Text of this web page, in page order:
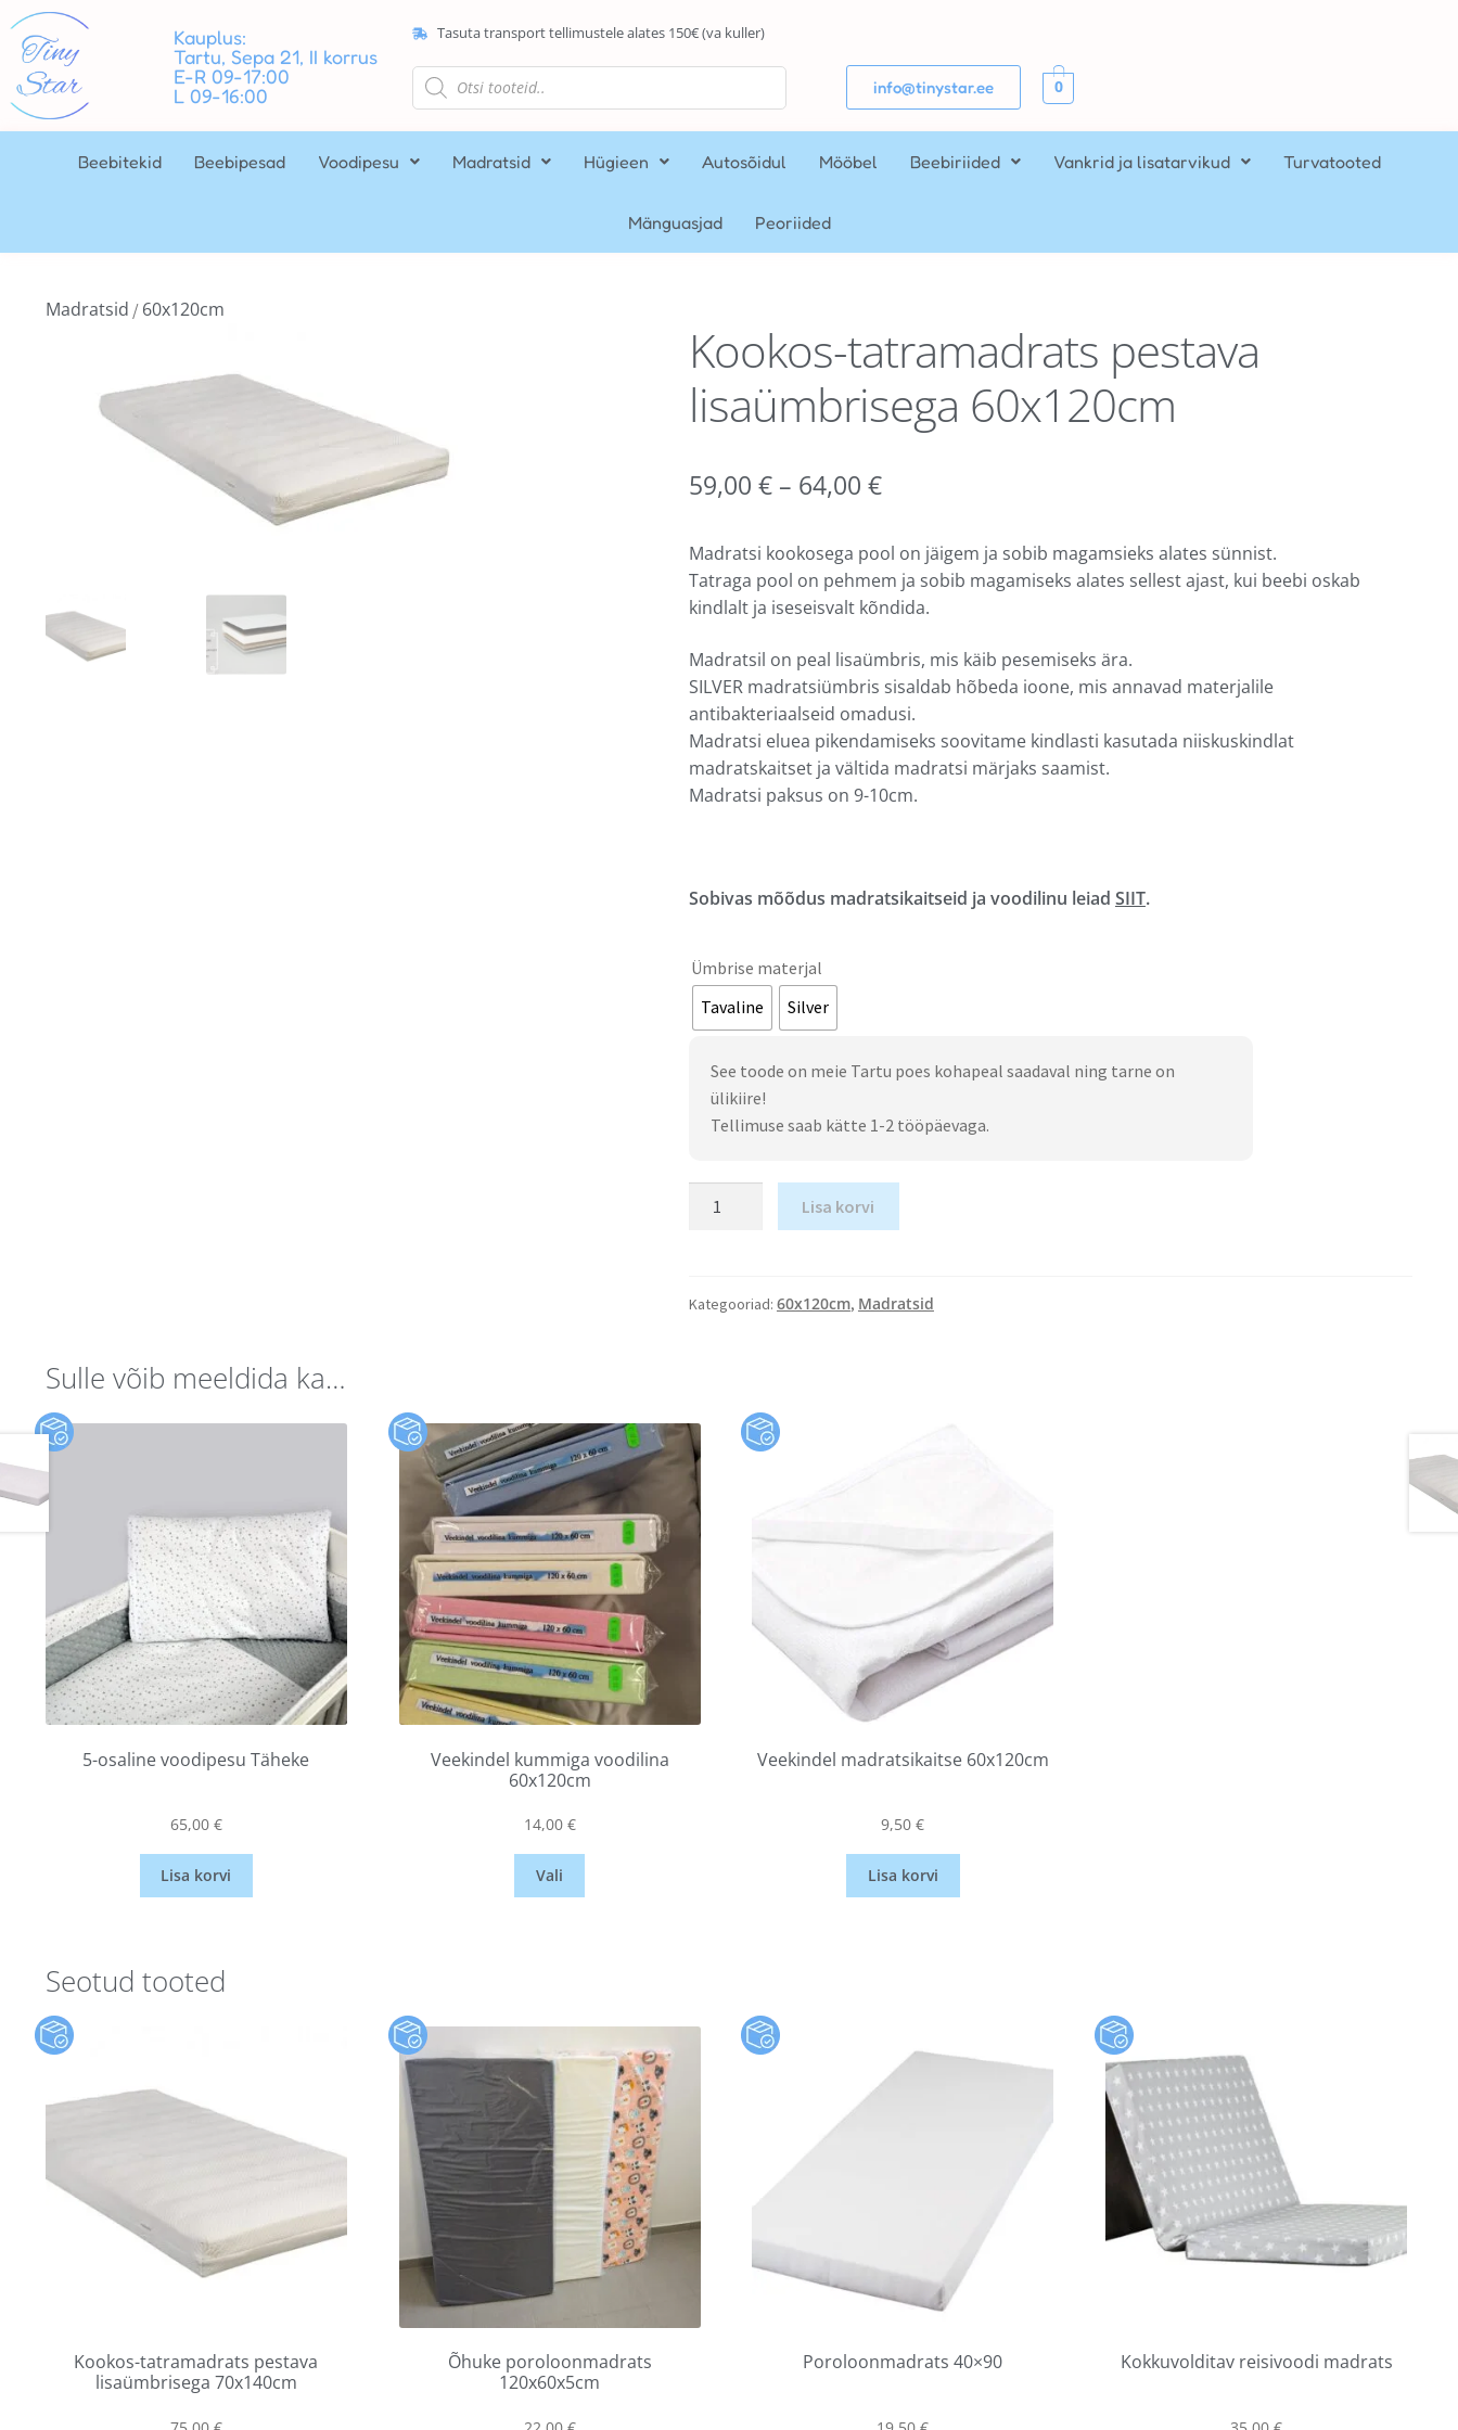
Kauplus:
Tartu, Sepa 21, II korrus
E-R 09-17:00
L 09-16:00
Tasuta transport tellimustele alates 150€ (va kuller)
info@tinystar.ee 0
Beebitekid Beebipesad Voodipesu Madratsid Hügieen Autosõidul Mööbel Beebiriided Vankrid ja lisatarvikud Turvatooted
Mänguasjad Peoriided
Madratsid / 60x120cm
Kookos-tatramadrats pestava
lisaümbrisega 60x120cm
59,00 € – 64,00 €
Madratsi kookosega pool on jäigem ja sobib magamsieks alates sünnist.
Tatraga pool on pehmem ja sobib magamiseks alates sellest ajast, kui beebi oskab
kindlalt ja iseseisvalt kõndida.
Madratsil on peal lisaümbris, mis käib pesemiseks ära.
SILVER madratsiümbris sisaldab hõbeda ioone, mis annavad materjalile
antibakteriaalseid omadusi.
Madratsi eluea pikendamiseks soovitame kindlasti kasutada niiskuskindlat
madratskaitset ja vältida madratsi märjaks saamist.
Madratsi paksus on 9-10cm.
Sobivas mõõdus madratsikaitseid ja voodilinu leiad SIIT.
Ümbrise materjal
Tavaline
Silver
See toode on meie Tartu poes kohapeal saadaval ning tarne on
ülikiire!
Tellimuse saab kätte 1-2 tööpäevaga.
Lisa korvi
Kategooriad: 60x120cm, Madratsid
Sulle võib meeldida ka…
5-osaline voodipesu Täheke
65,00 €
Lisa korvi
Veekindel kummiga voodilina
60x120cm
14,00 €
Vali
Veekindel madratsikaitse 60x120cm
9,50€
Lisa korvi
Seotud tooted
Kookos-tatramadrats pestava
lisaümbrisega 70x140cm
Õhuke poroloonmadrats
120x60x5cm
Poroloonmadrats 40×90 Kokkuvolditav reisivoodi madrats